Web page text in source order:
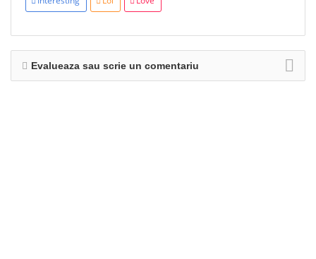
Evalueaza sau scrie un comentariu